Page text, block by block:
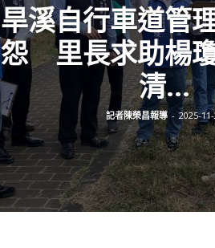
旱溪自行車道管
怨 里長求助楊
清...
記者陳榮昌報導 - 2025-